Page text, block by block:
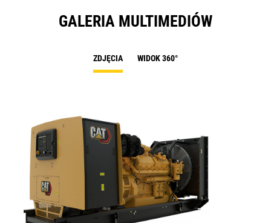
GALERIA MULTIMEDIÓW
ZDJĘCIA WIDOK 360°